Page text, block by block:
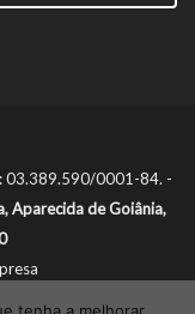
03.389.590/0001-84. -
Aparecida de Goiânia,